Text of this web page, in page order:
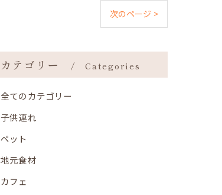
次のページ >
カテゴリー Categories
全てのカテゴリー
子供連れ
ペット
地元食材
カフェ